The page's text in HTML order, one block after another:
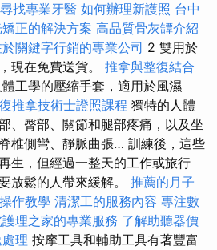
尋找專業牙醫 如何辦理新護照 台中
正的解決方案 高品質骨灰罈介紹
關鍵字行銷的專業公司 2 雙用於
現在免費送貨。 推拿與整復結合
工學的壓縮手套，適用於風濕
推拿技術士證照課程 獨特的人體
、臀部、關節和腿部疼痛，以及坐
椎側彎、靜脈曲張… 訓練後，這些
生，但經過一整天的工作或旅行
放鬆的人帶來緩解。 推薦的月子
作教學 清潔工的服務內容 專注數
理之家的專業服務 了解助聽器價
理 按摩工具和輔助工具有著豐富